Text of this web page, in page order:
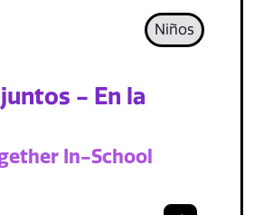
Niños
- En la
In-School